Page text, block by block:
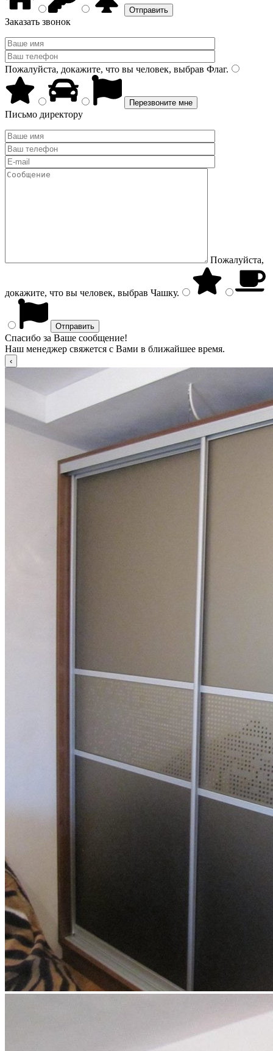
Заказать звонок
Пожалуйста, докажите, что вы человек, выбрав Флаг.
Письмо директору
Пожалуйста,
докажите, что вы человек, выбрав Чашку.
Спасибо за Ваше сообщение!
Наш менеджер свяжется с Вами в ближайшее время.